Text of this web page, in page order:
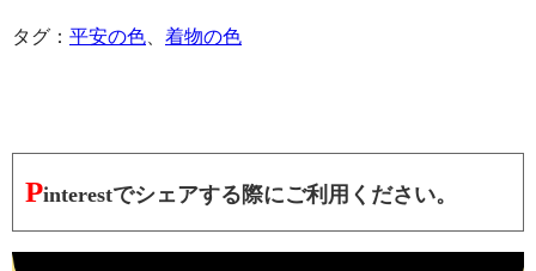
タグ： 平安の色、 着物の色
Pinterestでシェアする際にご利用ください。